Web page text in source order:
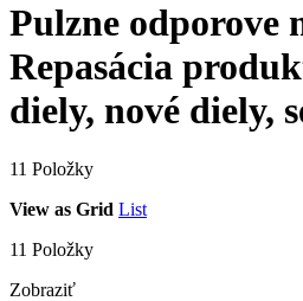
Pulzne odporove
Repasácia
diely, nové diely,
11 Položky
View as Grid List
11 Položky
Zobraziť